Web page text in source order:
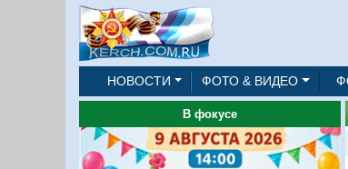
НОВОСТИ ФОТО & ВИДЕО
В фокусе